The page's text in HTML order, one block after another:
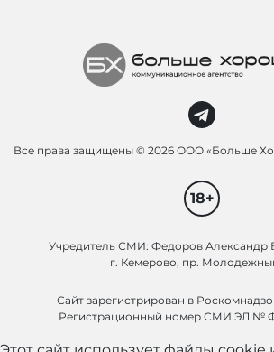
Все права защищены © 2026 ООО «Больше
18+
Учредитель СМИ: Федоров Александр
г. Кемерово, пр.
Сайт зарегистрирован в
Регистрационный номер СМИ ЭЛ №